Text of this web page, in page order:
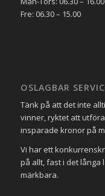
Fre: 06.30 – 15.00
OSLAGBAR
Tänk på att det inte
vinner, ryktet att
insparade kronor på
Vi har ett
på allt, fast i det
märkbara.